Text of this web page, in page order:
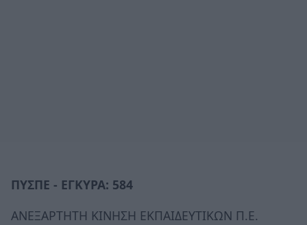
ΠΥΣΠΕ - ΕΓΚΥΡΑ: 584
ΑΝΕΞΑΡΤΗΤΗ ΚΙΝΗΣΗ ΕΚΠΑΙΔΕΥΤΙΚΩΝ Π.Ε.